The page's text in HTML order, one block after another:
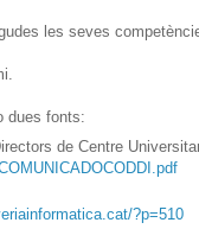
les seves
dues fonts:
de Centre
?p=510